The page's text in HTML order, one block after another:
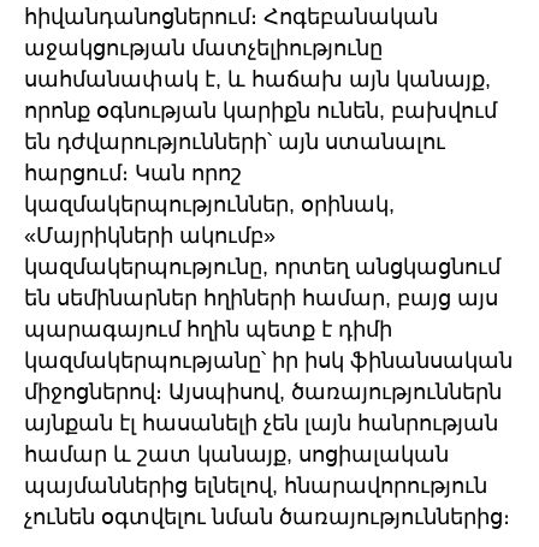
հիվանդանոցներում։ Հոգեբանական
աջակցության մատչելիությունը
սահմանափակ է, և հաճախ այն կանայք,
որոնք օգնության կարիքն ունեն, բախվում
են դժվարությունների՝ այն ստանալու
հարցում։ Կան որոշ
կազմակերպություններ, օրինակ,
«Մայրիկների ակումբ»
կազմակերպությունը, որտեղ անցկացնում
են սեմինարներ հղիների համար, բայց այս
պարագայում հղին պետք է դիմի
կազմակերպությանը՝ իր իսկ ֆինանսական
միջոցներով։ Այսպիսով, ծառայություններն
այնքան էլ հասանելի չեն լայն հանրության
համար և շատ կանայք, սոցիալական
պայմաններից ելնելով, հնարավորություն
չունեն օգտվելու նման ծառայություններից։